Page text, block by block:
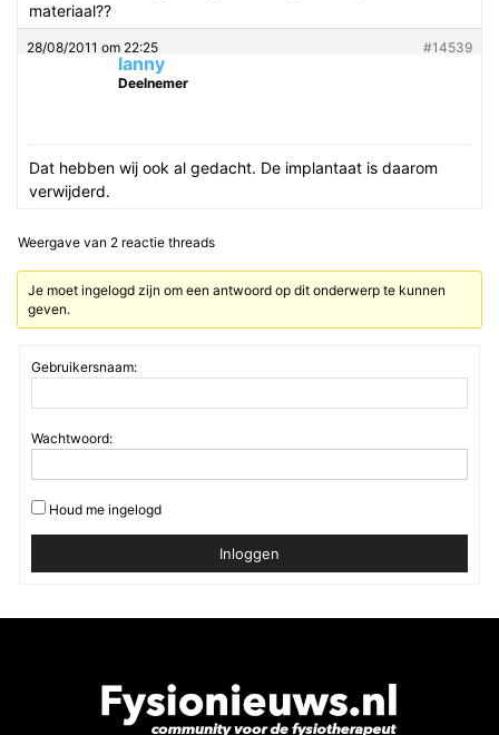
materiaal??
28/08/2011 om 22:25 #14539
lanny
Deelnemer
Dat hebben wij ook al gedacht. De implantaat is daarom
verwijderd.
Weergave van 2 reactie threads
Je moet ingelogd zijn om een antwoord op dit onderwerp te kunnen
geven.
Gebruikersnaam:
Wachtwoord:
Houd me ingelogd
Inloggen